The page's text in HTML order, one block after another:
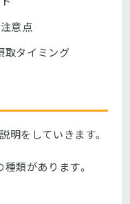
意点
取タイミング
明をしていきます。
類があります。